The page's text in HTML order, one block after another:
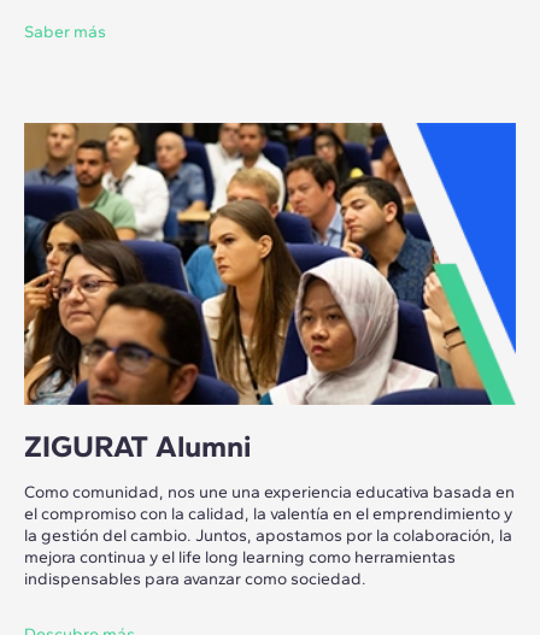
Saber más
ZIGURAT Alumni
Como comunidad, nos une una experiencia educativa basada en
el compromiso con la calidad, la valentía en el emprendimiento y
la gestión del cambio. Juntos, apostamos por la colaboración, la
mejora continua y el life long learning como herramientas
indispensables para avanzar como sociedad.